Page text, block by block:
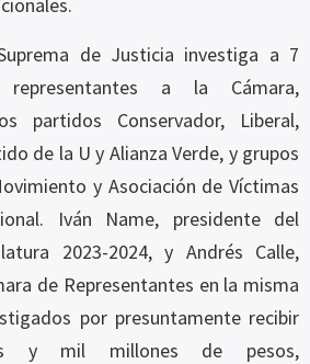
de Justicia investiga a 7
a la Cámara,
partidos Conservador, Liberal,
de la U y Alianza Verde, y grupos
y Asociación de Víctimas
Iván Name, presidente del
2023-2024, y Andrés Calle,
de Representantes en la misma
por presuntamente recibir
y mil millones de pesos,